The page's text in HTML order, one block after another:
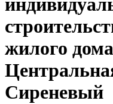
жилого
Сиреневый